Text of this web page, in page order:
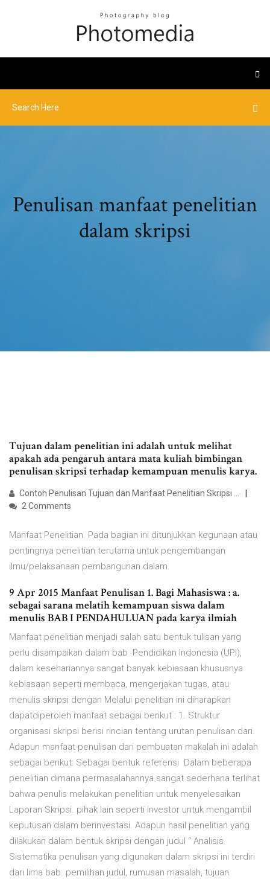
Penulisan manfaat penelitian
dalam skripsi
Tujuan dalam penelitian ini adalah untuk melihat
apakah ada pengaruh antara mata kuliah bimbingan
penulisan skripsi terhadap kemampuan menulis karya.
Contoh Penulisan Tujuan dan Manfaat Penelitian Skripsi ...
2 Comments
Manfaat Penelitian. Pada bagian ini ditunjukkan kegunaan atau
pentingnya penelitian terutama untuk pengembangan
ilmu/pelaksanaan pembangunan dalam.
9 Apr 2015 Manfaat Penulisan 1. Bagi Mahasiswa : a.
sebagai sarana melatih kemampuan siswa dalam
menulis BAB I PENDAHULUAN pada karya ilmiah
Manfaat penelitian menjadi salah satu bentuk tulisan yang
perlu disampaikan dalam bab Pendidikan Indonesia (UPI),
dalam kesehariannya sangat banyak kebiasaan khususnya
kebiasaan seperti membaca, mengerjakan tugas, atau
menulis skripsi dengan Melalui penelitian ini diharapkan
dapatdiperoleh manfaat sebagai berikut : 1. Struktur
organisasi skripsi berisi rincian tentang urutan penulisan dari.
Adapun manfaat penulisan dari pembuatan makalah ini adalah
sebagai berikut: Sebagai bentuk referensi Dalam beberapa
penelitian dimana permasalahannya sangat sederhana terlihat
bahwa penulis melakukan penelitian untuk menyelesaikan
Laporan Skripsi. pihak lain seperti investor untuk mengambil
keputusan dalam berinvestasi. Adapun hasil penelitian yang
dilakukan dalam bentuk skripsi dengan judul “ Analisis
Sistematika penulisan yang digunakan dalam skripsi ini terdiri
dari lima bab. pemilihan judul, rumusan masalah, tujuan